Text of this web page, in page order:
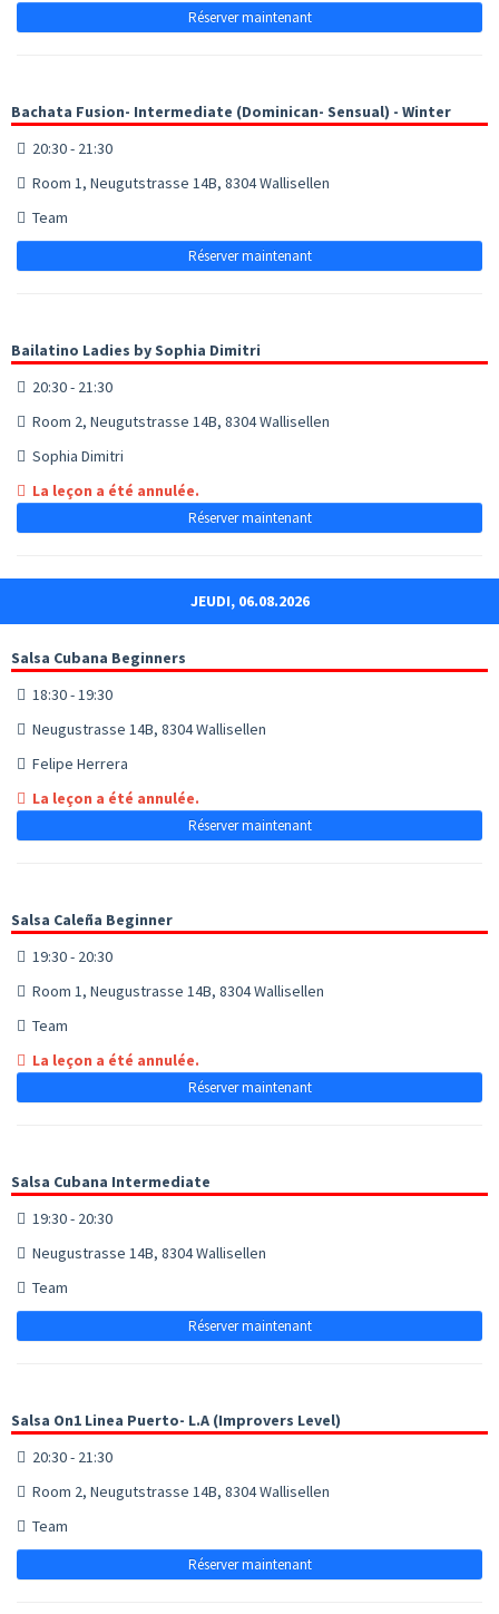
Réserver maintenant
Bachata Fusion- Intermediate (Dominican- Sensual) - Winter
20:30 - 21:30
Room 1, Neugutstrasse 14B, 8304 Wallisellen
Team
Réserver maintenant
Bailatino Ladies by Sophia Dimitri
20:30 - 21:30
Room 2, Neugutstrasse 14B, 8304 Wallisellen
Sophia Dimitri
La leçon a été annulée.
Réserver maintenant
JEUDI, 06.08.2026
Salsa Cubana Beginners
18:30 - 19:30
Neugustrasse 14B, 8304 Wallisellen
Felipe Herrera
La leçon a été annulée.
Réserver maintenant
Salsa Caleña Beginner
19:30 - 20:30
Room 1, Neugustrasse 14B, 8304 Wallisellen
Team
La leçon a été annulée.
Réserver maintenant
Salsa Cubana Intermediate
19:30 - 20:30
Neugustrasse 14B, 8304 Wallisellen
Team
Réserver maintenant
Salsa On1 Linea Puerto- L.A (Improvers Level)
20:30 - 21:30
Room 2, Neugutstrasse 14B, 8304 Wallisellen
Team
Réserver maintenant